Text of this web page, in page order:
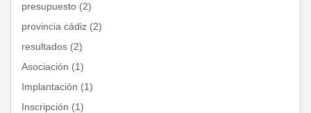
presupuesto (2)
provincia cádiz (2)
resultados (2)
Asociación (1)
Implantación (1)
Inscripción (1)